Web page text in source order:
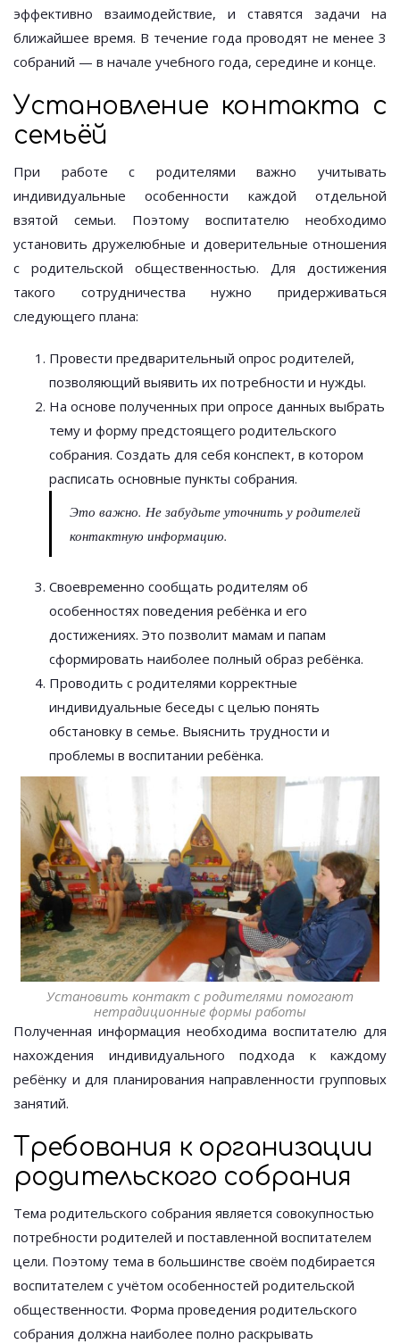
эффективно взаимодействие, и ставятся задачи на
ближайшее время. В течение года проводят не менее 3
собраний — в начале учебного года, середине и конце.
Установление контакта с
семьёй
При работе с родителями важно учитывать
индивидуальные особенности каждой отдельной
взятой семьи. Поэтому воспитателю необходимо
установить дружелюбные и доверительные отношения
с родительской общественностью. Для достижения
такого сотрудничества нужно придерживаться
следующего плана:
Провести предварительный опрос родителей,
позволяющий выявить их потребности и нужды.
На основе полученных при опросе данных выбрать
тему и форму предстоящего родительского
собрания. Создать для себя конспект, в котором
расписать основные пункты собрания.
Это важно. Не забудьте уточнить у родителей
контактную информацию.
Своевременно сообщать родителям об
особенностях поведения ребёнка и его
достижениях. Это позволит мамам и папам
сформировать наиболее полный образ ребёнка.
Проводить с родителями корректные
индивидуальные беседы с целью понять
обстановку в семье. Выяснить трудности и
проблемы в воспитании ребёнка.
Установить контакт с родителями помогают
нетрадиционные формы работы
Полученная информация необходима воспитателю для
нахождения индивидуального подхода к каждому
ребёнку и для планирования направленности групповых
занятий.
Требования к организации
родительского собрания
Тема родительского собрания является совокупностью
потребности родителей и поставленной воспитателем
цели. Поэтому тема в большинстве своём подбирается
воспитателем с учётом особенностей родительской
общественности. Форма проведения родительского
собрания должна наиболее полно раскрывать